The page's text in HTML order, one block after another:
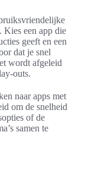
Kies een app die
geeft en een
dat je snel
wordt afgeleid
outs.
naar apps met
om de snelheid
of de
samen te